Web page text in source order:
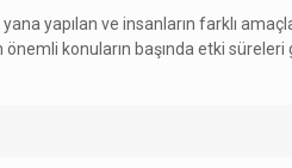
yapılan ve insanların farklı
konuların başında etki